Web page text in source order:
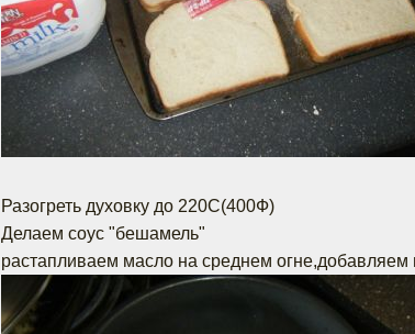
Разогреть духовку до 220С(400Ф)
Делаем соус "бешамель"
растапливаем масло на среднем огне,добавляем